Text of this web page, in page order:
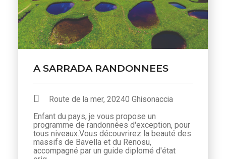
A SARRADA RANDONNEES
Route de la mer, 20240 Ghisonaccia
Enfant du pays, je vous propose un
programme de randonnées d'exception, pour
tous niveaux.Vous découvrirez la beauté des
massifs de Bavella et du Renosu,
accompagné par un guide diplomé d'état